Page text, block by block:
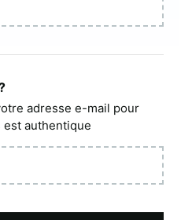
adresse e-mail pour
est authentique